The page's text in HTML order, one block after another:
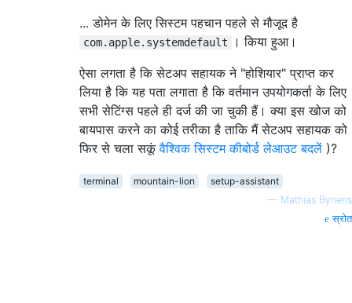
... डोमेन के लिए सिस्टम पहचान पहले से मौजूद है
com.apple.systemdefault
। किया हुआ।
ऐसा लगता है कि सेटअप सहायक ने "होशियार" प्राप्त कर
लिया है कि यह पता लगाता है कि वर्तमान उपयोगकर्ता के लिए
सभी सेटिंग्स पहले ही दर्ज की जा चुकी हैं। क्या इस खोज को
बायपास करने का कोई तरीका है ताकि मैं सेटअप सहायक को
फिर से चला सकूंवैश्विक सिस्टम कीबोर्ड लेआउट बदलें )?
terminal mountain-lion
setup-assistant
— Mathias Bynens
स्रोत